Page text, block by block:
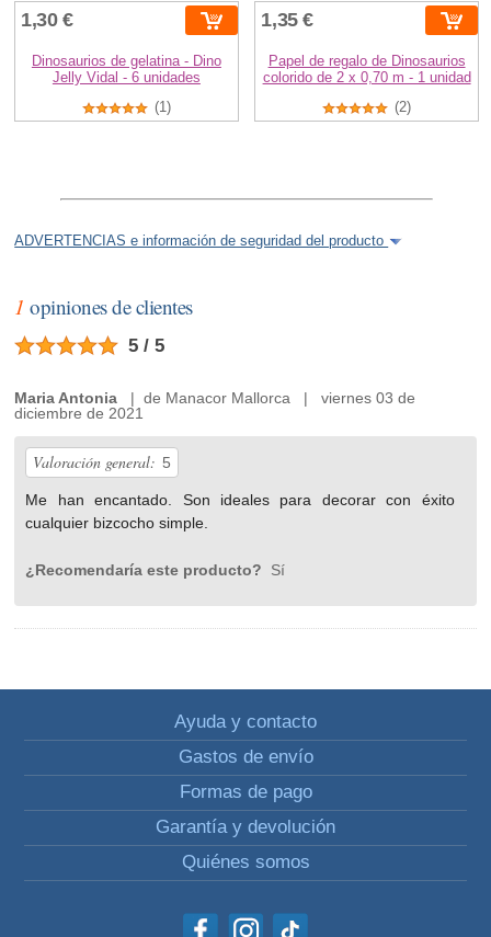
1,30 €
Dinosaurios de gelatina - Dino
Jelly Vidal - 6 unidades
(1)
1,35 €
Papel de regalo de Dinosaurios
colorido de 2 x 0,70 m - 1 unidad
(2)
ADVERTENCIAS e información de seguridad del producto
1 opiniones de clientes
5 / 5
Maria Antonia | de Manacor Mallorca | viernes 03 de
diciembre de 2021
Valoración general: 5
Me han encantado. Son ideales para decorar con éxito
cualquier bizcocho simple.
¿Recomendaría este producto? Sí
Ayuda y contacto
Gastos de envío
Formas de pago
Garantía y devolución
Quiénes somos